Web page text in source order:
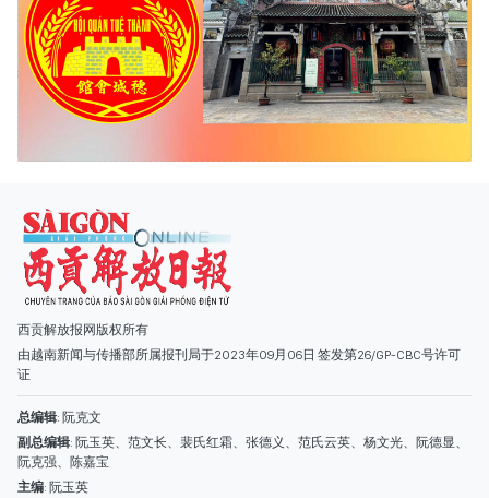
西贡解放报网版权所有
由越南新闻与传播部所属报刊局于2023年09月06日 签发第26/GP-CBC号许可
证
总编辑: 阮克文
副总编辑: 阮玉英、范文长、裴氏红霜、张德义、范氏云英、杨文光、阮德显、
阮克强、陈嘉宝
主编: 阮玉英